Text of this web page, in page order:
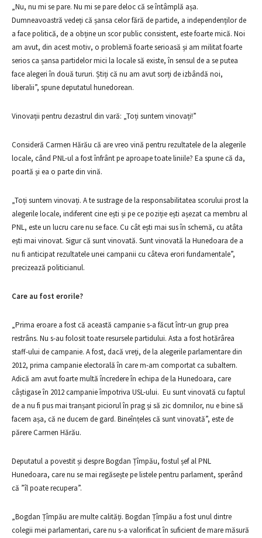
„Nu, nu mi se pare. Nu mi se pare deloc că se întâmplă așa.
Dumneavoastră vedeți că șansa celor fără de partide, a independenților de
a face politică, de a obține un scor public consistent, este foarte mică. Noi
am avut, din acest motiv, o problemă foarte serioasă și am militat foarte
serios ca șansa partidelor mici la locale să existe, în sensul de a se putea
face alegeri în două tururi. Știți că nu am avut sorți de izbândă noi,
liberalii”, spune deputatul hunedorean.
Vinovații pentru dezastrul din vară: „Toți suntem vinovați!”
Consideră Carmen Hărău că are vreo vină pentru rezultatele de la alegerile
locale, când PNL-ul a fost înfrânt pe aproape toate liniile? Ea spune că da,
poartă și ea o parte din vină.
„Toți suntem vinovați. A te sustrage de la responsabilitatea scorului prost la
alegerile locale, indiferent cine ești și pe ce poziție ești așezat ca membru al
PNL, este un lucru care nu se face. Cu cât ești mai sus în schemă, cu atâta
ești mai vinovat. Sigur că sunt vinovată. Sunt vinovată la Hunedoara de a
nu fi anticipat rezultatele unei campanii cu câteva erori fundamentale”,
precizează politicianul.
Care au fost erorile?
„Prima eroare a fost că această campanie s-a făcut într-un grup prea
restrâns. Nu s-au folosit toate resursele partidului. Asta a fost hotărârea
staff-ului de campanie. A fost, dacă vreți, de la alegerile parlamentare din
2012, prima campanie electorală în care m-am comportat ca subaltern.
Adică am avut foarte multă încredere în echipa de la Hunedoara, care
câștigase în 2012 campanie împotriva USL-ului. Eu sunt vinovată cu faptul
de a nu fi pus mai tranșant piciorul în prag și să zic domnilor, nu e bine să
facem așa, că ne ducem de gard. Bineînțeles că sunt vinovată”, este de
părere Carmen Hărău.
Deputatul a povestit și despre Bogdan Țîmpău, fostul șef al PNL
Hunedoara, care nu se mai regăsește pe listele pentru parlament, sperând
că ”îl poate recupera”.
„Bogdan Țîmpău are multe calități. Bogdan Țîmpău a fost unul dintre
colegii mei parlamentari, care nu s-a valorificat în suficient de mare măsură